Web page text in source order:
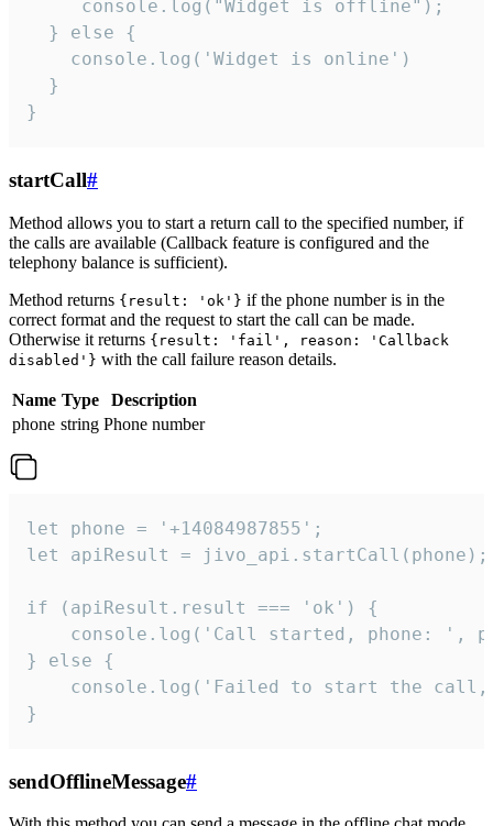
     console.log("Widget is offline");
  } else {
    console.log('Widget is online')
  }
}
startCall#
Method allows you to start a return call to the specified number, if
the calls are available (Callback feature is configured and the
telephony balance is sufficient).
Method returns {result: 'ok'} if the phone number is in the
correct format and the request to start the call can be made.
Otherwise it returns {result: 'fail', reason: 'Callback
disabled'} with the call failure reason details.
Name Type
Description
phone string Phone number
let phone = '+14084987855';
let apiResult = jivo_api.startCall(phone);
if (apiResult.result === 'ok') {
console.log('Call started, phone: ',
} else {
console.log('Failed to start the
}
sendOfflineMessage#